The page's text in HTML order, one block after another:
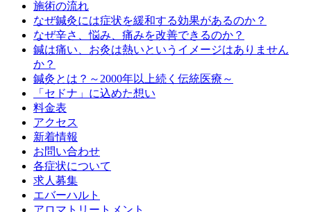
施術の流れ
なぜ鍼灸には症状を緩和する効果があるのか？
なぜ辛さ、悩み、痛みを改善できるのか？
鍼は痛い、お灸は熱いというイメージはありません
か？
鍼灸とは？～2000年以上続く伝統医療～
「セドナ」に込めた想い
料金表
アクセス
新着情報
お問い合わせ
各症状について
求人募集
エバーハルト